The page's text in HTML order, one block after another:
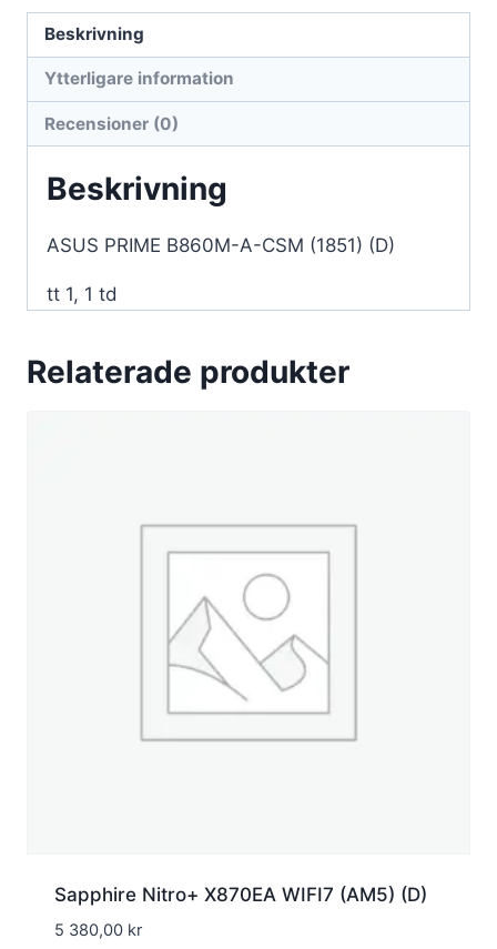
(D)
mängd
Beskrivning
Ytterligare information
Recensioner (0)
Beskrivning
ASUS PRIME B860M-A-CSM (1851) (D)
tt 1, 1 td
Relaterade produkter
Sapphire Nitro+ X870EA WIFI7 (AM5) (D)
5 380,00 kr